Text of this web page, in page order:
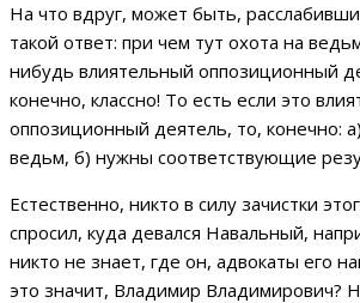
На что вдруг, может быть,
такой ответ: при чем тут охота на
нибудь влиятельный оппозиционный
конечно, классно! То есть если это
оппозиционный деятель, то, конечно:
ведьм, б) нужны соответствующие
Естественно, никто в силу зачистки
спросил, куда девался Навальный,
никто не знает, где он, адвокаты его
это значит, Владимир Владимирович?